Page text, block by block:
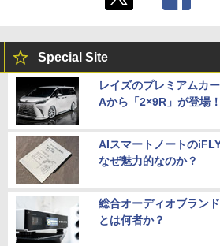
Special Site
レイズのプレミアムカ
Aから「2×9R」が登場！
AIスマートノートの
なぜ魅力的なのか？
総合オーディオブラン
とは何者か？